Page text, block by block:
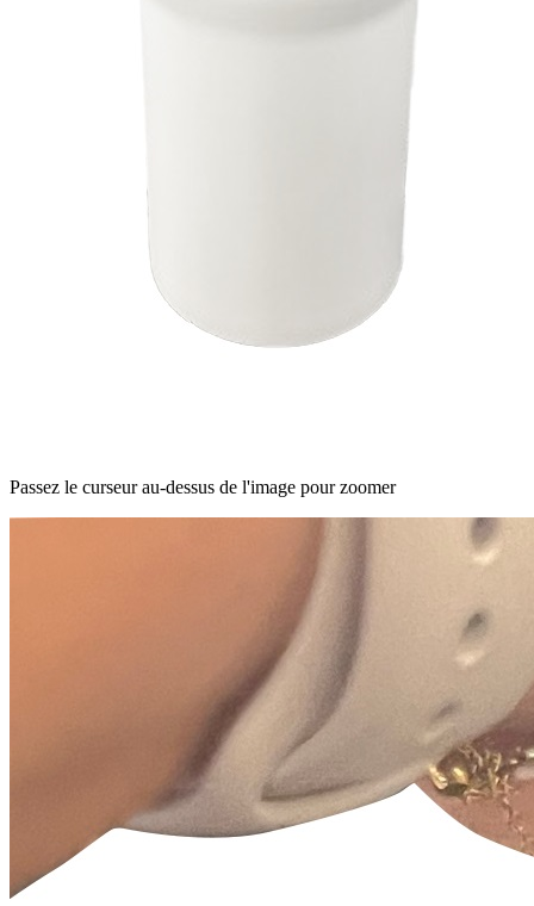
Passez le curseur au-dessus de l'image pour zoomer